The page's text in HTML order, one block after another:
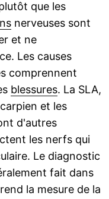
que les
nerveuses sont
et ne
Les causes
comprennent
blessures. La SLA,
carpien et les
d'autres
les nerfs qui
Le diagnostic
fait dans
la mesure de la